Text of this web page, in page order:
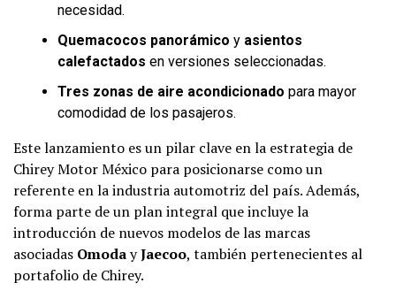
necesidad.
Quemacocos panorámico y asientos
calefactados en versiones seleccionadas.
Tres zonas de aire acondicionado para mayor
comodidad de los pasajeros.
Este lanzamiento es un pilar clave en la estrategia de
Chirey Motor México para posicionarse como un
referente en la industria automotriz del país. Además,
forma parte de un plan integral que incluye la
introducción de nuevos modelos de las marcas
asociadas OmodayJaecoo, también pertenecientes al
portafolio de Chirey.